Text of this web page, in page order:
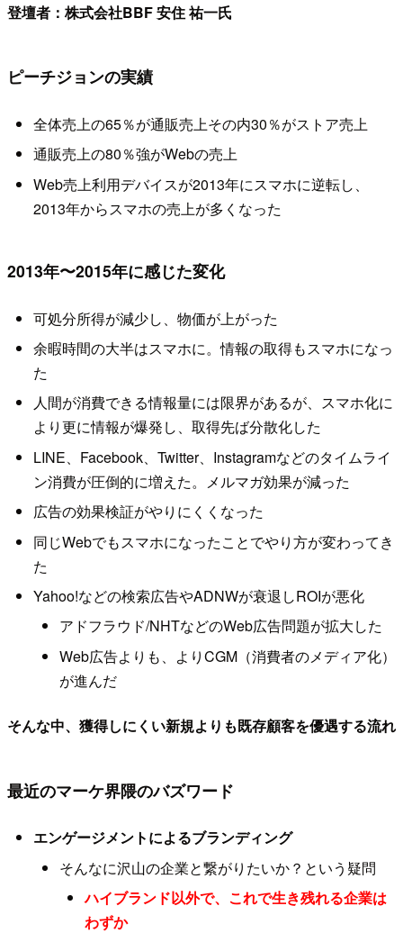
登壇者：株式会社BBF 安住 祐一氏
ピーチジョンの実績
全体売上の65％が通販売上その内30％がストア売上
通販売上の80％強がWebの売上
Web売上利用デバイスが2013年にスマホに逆転し、
2013年からスマホの売上が多くなった
2013年〜2015年に感じた変化
可処分所得が減少し、物価が上がった
余暇時間の大半はスマホに。情報の取得もスマホになっ
た
人間が消費できる情報量には限界があるが、スマホ化に
より更に情報が爆発し、取得先ば分散化した
LINE、Facebook、Twitter、Instagramなどのタイムライ
ン消費が圧倒的に増えた。メルマガ効果が減った
広告の効果検証がやりにくくなった
同じWebでもスマホになったことでやり方が変わってき
た
Yahoo!などの検索広告やADNWが衰退しROIが悪化
アドフラウド/NHTなどのWeb広告問題が拡大した
Web広告よりも、よりCGM（消費者のメディア化）
が進んだ
そんな中、獲得しにくい新規よりも既存顧客を優遇する流れ
最近のマーケ界隈のバズワード
エンゲージメントによるブランディング
そんなに沢山の企業と繋がりたいか？という疑問
ハイブランド以外で、これで生き残れる企業は
わずか